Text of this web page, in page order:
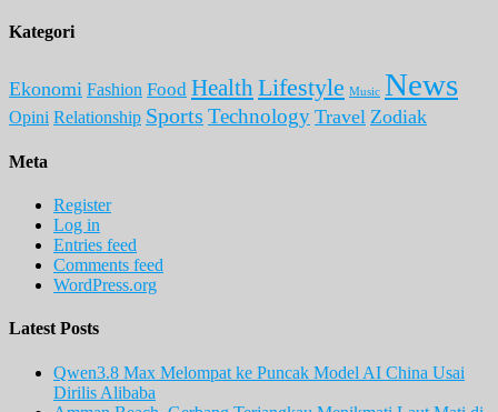
Kategori
Ekonomi Fashion Food Health Lifestyle Music News
Opini Relationship Sports Technology Travel Zodiak
Meta
Register
Log in
Entries feed
Comments feed
WordPress.org
Latest Posts
Qwen3.8 Max Melompat ke Puncak Model AI China Usai
Dirilis Alibaba